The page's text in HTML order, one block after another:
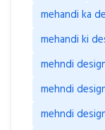
mehandi ka
mehandi ki
mehndi
mehndi
mehndi